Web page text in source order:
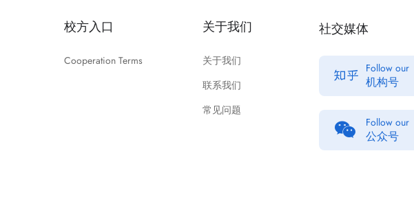
校方入口
Cooperation Terms
关于我们
关于我们
联系我们
常见问题
社交媒体
Follow our
机构号
Follow our
公众号